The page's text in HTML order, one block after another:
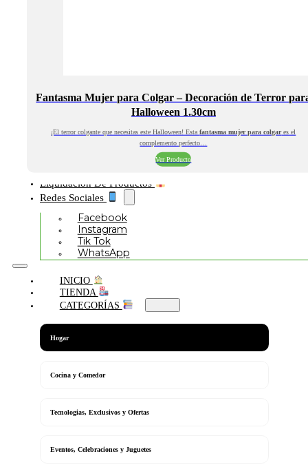
Fantasma Mujer para Colgar – Decoración de Terror
Halloween 1.30cm
¡El terror colgante que necesitas este Halloween! Estafantasma mujer para colgares el
complemento perfecto…
Ver Producto
Liquidación De Productos
Redes Sociales
Facebook
Instagram
Tik Tok
WhatsApp
INICIO
TIENDA
CATEGORÍAS
Hogar
Cocina y Comedor
Tecnologias, Exclusivos y Ofertas
Eventos, Celebraciones y Juguetes